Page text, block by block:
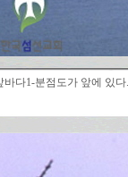
바다1-분점도가 앞에 있다